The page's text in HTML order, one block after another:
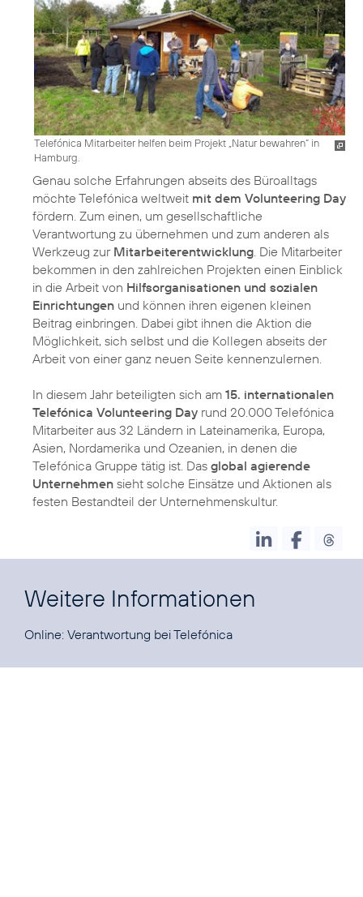
Telefónica Mitarbeiter helfen beim Projekt „Natur bewahren“ in
Hamburg.
Genau solche Erfahrungen abseits des Büroalltags
möchte Telefónica weltweit mit dem Volunteering Day
fördern. Zum einen, um gesellschaftliche
Verantwortung zu übernehmen und zum anderen als
Werkzeug zur Mitarbeiterentwicklung . Die Mitarbeiter
bekommen in den zahlreichen Projekten einen Einblick
in die Arbeit von Hilfsorganisationen und sozialen
Einrichtungen und können ihren eigenen kleinen
Beitrag einbringen. Dabei gibt ihnen die Aktion die
Möglichkeit, sich selbst und die Kollegen abseits der
Arbeit von einer ganz neuen Seite kennenzulernen.
In diesem Jahr beteiligten sich am 15. internationalen
Telefónica Volunteering Day rund 20.000 Telefónica
Mitarbeiter aus 32 Ländern in Lateinamerika, Europa,
Asien, Nordamerika und Ozeanien, in denen die
Telefónica Gruppe tätig ist. Das global agierende
Unternehmen sieht solche Einsätze und Aktionen als
festen Bestandteil der Unternehmenskultur.
Weitere Informationen
Online: Verantwortung bei Telefónica